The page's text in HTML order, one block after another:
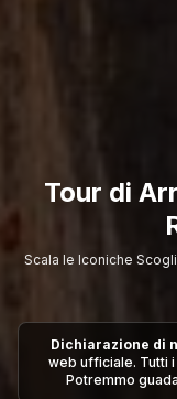
Tour di
Scala le Iconiche
Dichiarazione di
web ufficiale. Tutti
Potremmo